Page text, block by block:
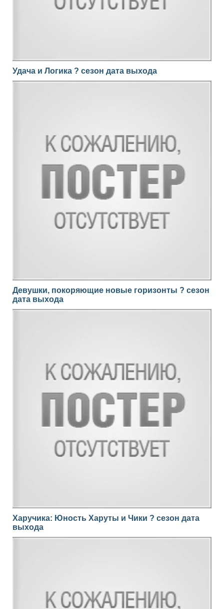
Удача и Логика ? сезон дата выхода
Девушки, покоряющие новые горизонты ? сезон
дата выхода
Харучика: Юность Харуты и Чики ? сезон дата
выхода